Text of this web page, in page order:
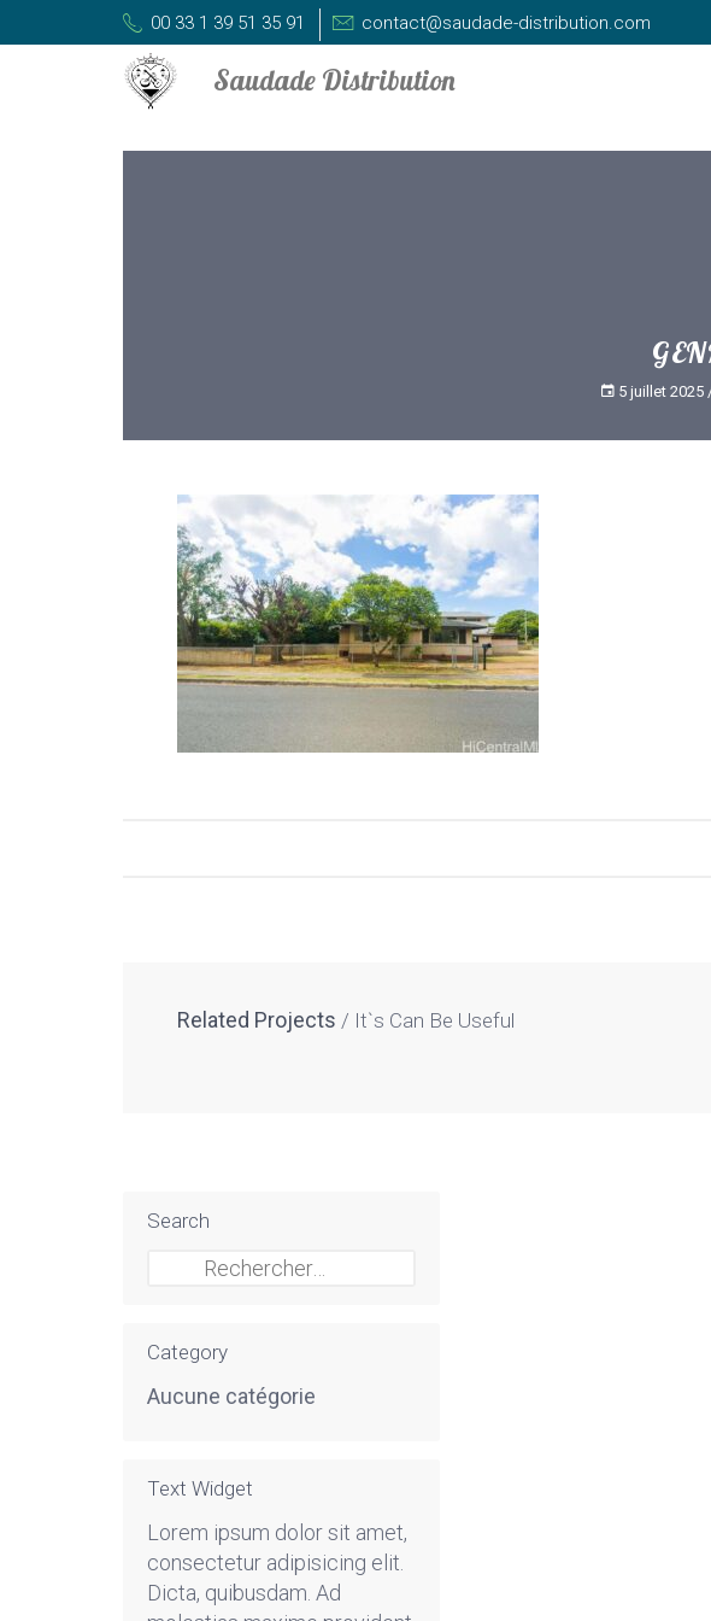
00 33 1 39 51 35 91 contact@saudade-distribution.com
5 juillet 2025
Related Projects It`s Can Be Useful
Search
Rechercher :
Category
Aucune catégorie
Text Widget
Lorem ipsum dolor sit amet,
consectetur adipisicing elit.
Dicta, quibusdam. Ad